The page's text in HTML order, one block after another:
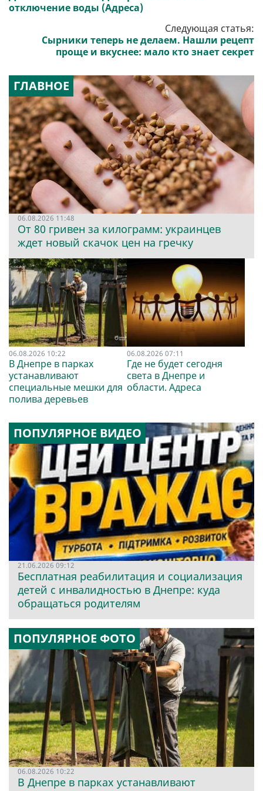
отключение воды (Адреса)
Следующая статья:
Сырники теперь не делаем. Нашли рецепт
проще и вкуснее: мало кто знает секрет
ГЛАВНОЕ
06.08.2026 11:48
От 80 гривен за килограмм: украинцев
ждет новый скачок цен на гречку
06.08.2026 10:22
В Днепре в парках
устанавливают
специальные мешки для
полива деревьев
06.08.2026 07:11
Где не будет сегодня
света в Днепре и
области. Адреса
ПОПУЛЯРНОЕ ВИДЕО
21.06.2026 09:12
Бесплатная реабилитация и социализация
детей с инвалидностью в Днепре: куда
обращаться родителям
ПОПУЛЯРНОЕ ФОТО
06.08.2026 10:22
В Днепре в парках устанавливают